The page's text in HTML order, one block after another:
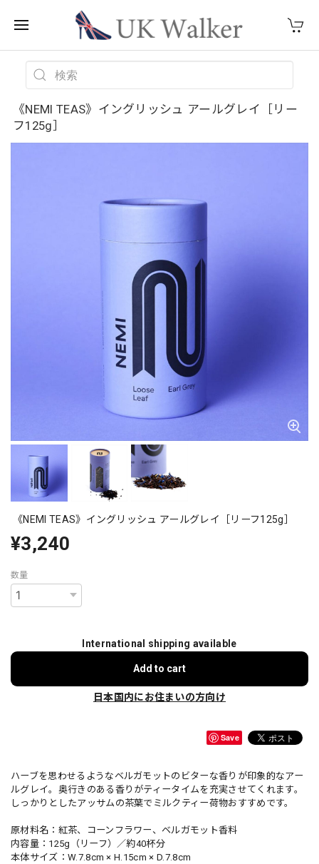
《NEMI TEAS》イングリッシュ アールグレイ［リー
フ125g］
《NEMI TEAS》イングリッシュ アールグレイ［リーフ125g］
¥3,240
数量
International shipping available
Add to cart
日本国内にお住まいの方向け
Save
ハーブを思わせるようなベルガモットのビターな香りが印象的なアー
ルグレイ。奥行きのある香りがティータイムを充実させてくれます。
しっかりとしたアッサムの茶葉でミルクティー荷物おすすめです。
原材料名：紅茶、コーンフラワー、ベルガモット香料
内容量：125g（リーフ）／約40杯分
本体サイズ：W.7.8cm × H.15cm × D.7.8cm